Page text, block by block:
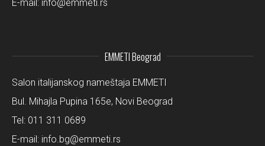
E-mail: info@emmeti.rs
EMMETI Beograd
Salon italijanskog nameštaja EMMETI
Bul. Mihajla Pupina 165e, Novi Beograd
Tel: 011 311 0689
E-mail: info.bg@emmeti.rs